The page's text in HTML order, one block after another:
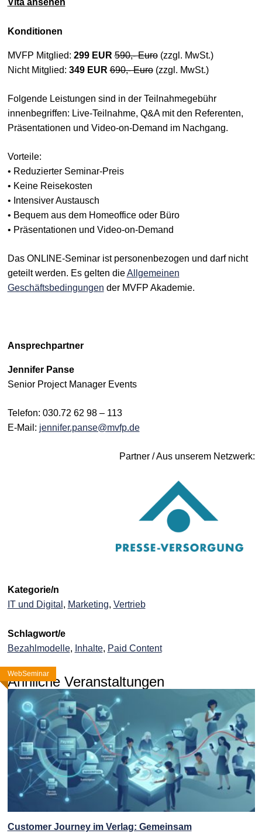
Vita ansehen
Konditionen
MVFP Mitglied: 299 EUR 590,- Euro(zzgl. MwSt.)
Nicht Mitglied: 349 EUR 690,- Euro(zzgl. MwSt.)
Folgende Leistungen sind in der Teilnahmegebühr
innenbegriffen: Live-Teilnahme, Q&A mit den Referenten,
Präsentationen und Video-on-Demand im Nachgang.
Vorteile:
• Reduzierter Seminar-Preis
• Keine Reisekosten
• Intensiver Austausch
• Bequem aus dem Homeoffice oder Büro
• Präsentationen und Video-on-Demand
Das ONLINE-Seminar ist personenbezogen und darf nicht
geteilt werden. Es gelten dieAllgemeinen
Geschäftsbedingungen der MVFP Akademie.
Ansprechpartner
Jennifer Panse
Senior Project Manager Events
Telefon: 030.72 62 98 – 113
E-Mail: jennifer.panse@mvfp.de
Partner / Aus unserem Netzwerk:
Kategorie/n
IT und Digital , Marketing, Vertrieb
Schlagwort/e
Bezahlmodelle, Inhalte, Paid Content
Ähnliche Veranstaltungen
WebSeminar
Customer Journey im Verlag: Gemeinsam
WebSeminar
WebSeminar